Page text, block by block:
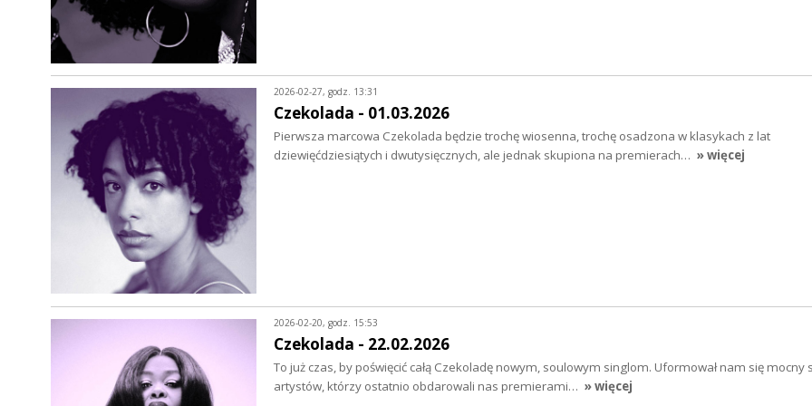
2026-02-27, godz. 13:31
Czekolada - 01.03.2026
Pierwsza marcowa Czekolada będzie trochę wiosenna, trochę osadzona w klasykach z lat
dziewięćdziesiątych i dwutysięcznych, ale jednak skupiona na premierach… » więcej
2026-02-20, godz. 15:53
Czekolada - 22.02.2026
To już czas, by poświęcić całą Czekoladę nowym, soulowym singlom. Uformował nam się mocny
artystów, którzy ostatnio obdarowali nas premierami… » więcej